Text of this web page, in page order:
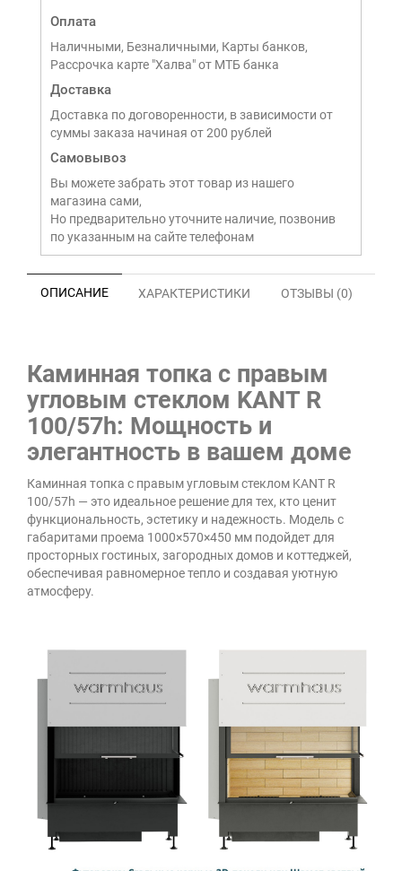
Оплата
Наличными, Безналичными, Карты банков,
Рассрочка карте "Халва" от МТБ банка
Доставка
Доставка по договоренности, в зависимости от
суммы заказа начиная от 200 рублей
Самовывоз
Вы можете забрать этот товар из нашего
магазина сами,
Но предварительно уточните наличие, позвонив
по указанным на сайте телефонам
ОПИСАНИЕ ХАРАКТЕРИСТИКИ ОТЗЫВЫ (0)
Каминная топка с правым
угловым стеклом KANT R
100/57h: Мощность и
элегантность в вашем доме
Каминная топка с правым угловым стеклом KANT R
100/57h — это идеальное решение для тех, кто ценит
функциональность, эстетику и надежность. Модель с
габаритами проема 1000×570×450 мм подойдет для
просторных гостиных, загородных домов и коттеджей,
обеспечивая равномерное тепло и создавая уютную
атмосферу.